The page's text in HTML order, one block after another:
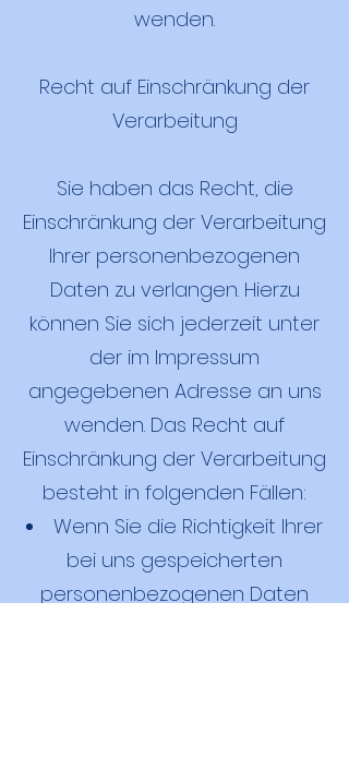
wenden.
Recht auf Einschränkung der
Verarbeitung
Sie haben das Recht, die
Einschränkung der Verarbeitung
Ihrer personenbezogenen
Daten zu verlangen. Hierzu
können Sie sich jederzeit unter
der im Impressum
angegebenen Adresse an uns
wenden. Das Recht auf
Einschränkung der Verarbeitung
besteht in folgenden Fällen:
Wenn Sie die Richtigkeit Ihrer
bei uns gespeicherten
personenbezogenen Daten